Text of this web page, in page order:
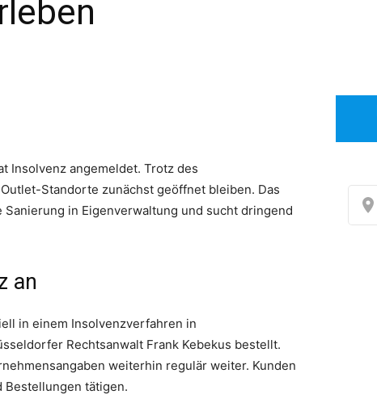
Insolvenz angemeldet. Trotz des
Standorte zunächst geöffnet bleiben. Das
in Eigenverwaltung und sucht dringend
an
in einem Insolvenzverfahren in
Rechtsanwalt Frank Kebekus bestellt.
weiterhin regulär weiter. Kunden
Bestellungen tätigen.